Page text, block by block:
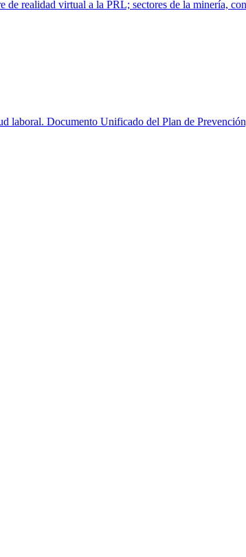
de realidad virtual a la PRL; sectores de la minería,
laboral. Documento Unificado del Plan de